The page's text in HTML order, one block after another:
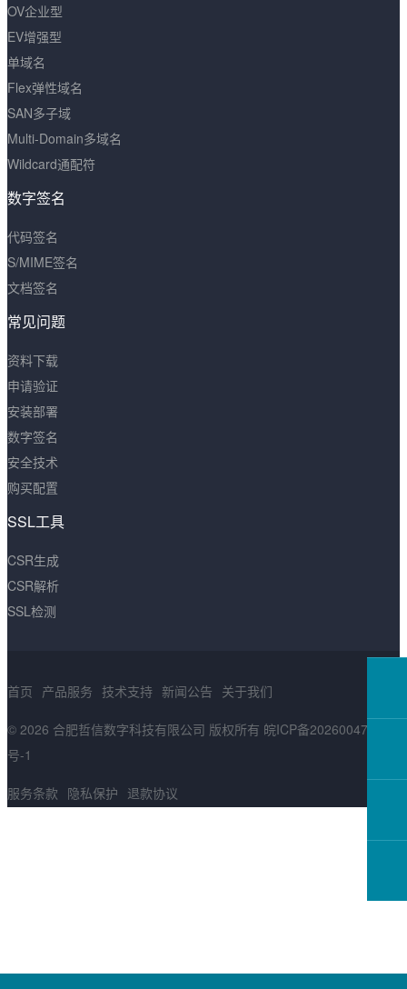
OV企业型
EV增强型
单域名
Flex弹性域名
SAN多子域
Multi-Domain多域名
Wildcard通配符
数字签名
代码签名
S/MIME签名
文档签名
常见问题
资料下载
申请验证
安装部署
数字签名
安全技术
购买配置
SSL工具
CSR生成
CSR解析
SSL检测
首页 产品服务 技术支持 新闻公告 关于我们
© 2026 合肥哲信数字科技有限公司 版权所有 皖ICP备2026004783
号-1
服务条款 隐私保护 退款协议